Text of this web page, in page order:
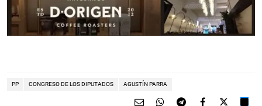
PP CONGRESO DE LOS DIPUTADOS AGUSTÍN PARRA